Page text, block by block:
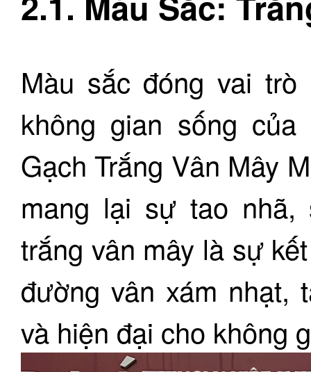
Màu sắc đóng vai
không gian sống
Gạch Trắng Vân Mây
mang lại sự tao nhã,
trắng vân mây là sự
đường vân xám nhạt,
và hiện đại cho không